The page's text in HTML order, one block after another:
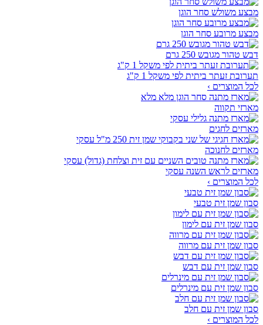
מבצע משולש סחר הוגן
מבצע מרובע סחר הוגן
דבש טהור מגובש 250 גרם
תערובת זעתר ביתית לפי משקל 1 ק"ג
לכל המוצרים ›
מארזי תקווה
מארזים לחגים
מארזים לחנוכה
מארזים לראש השנה עסקי
לכל המוצרים ›
סבון שמן זית טבעי
סבון שמן זית עם לימון
סבון שמן זית עם מרווה
סבון שמן זית עם דבש
סבון שמן זית עם מינרלים
סבון שמן זית עם חלב
לכל המוצרים ›